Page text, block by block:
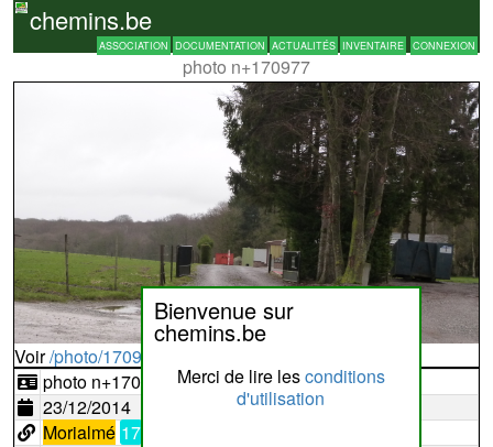
chemins.be
ASSOCIATION DOCUMENTATION ACTUALITÉS INVENTAIRE CONNEXION
photo n+170977
Bienvenue sur
chemins.be
Merci de lire lesconditions
d'utilisation
Voir/photo/170977?typ=d
photo n+170977
23/12/2014
Morialmé 17